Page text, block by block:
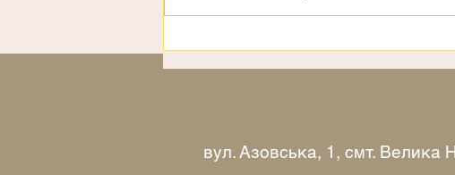
вул. Азовська, 1, смт. Велика